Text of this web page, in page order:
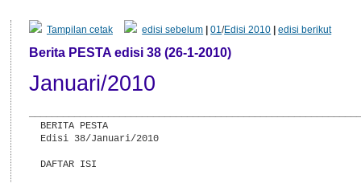
Tampilan cetak edisi sebelum |01/Edisi 2010 |edisi berikut
Berita PESTA edisi 38 (26-1-2010)
Januari/2010
  BERITA PESTA
  Edisi 38/Januari/2010
  DAFTAR ISI